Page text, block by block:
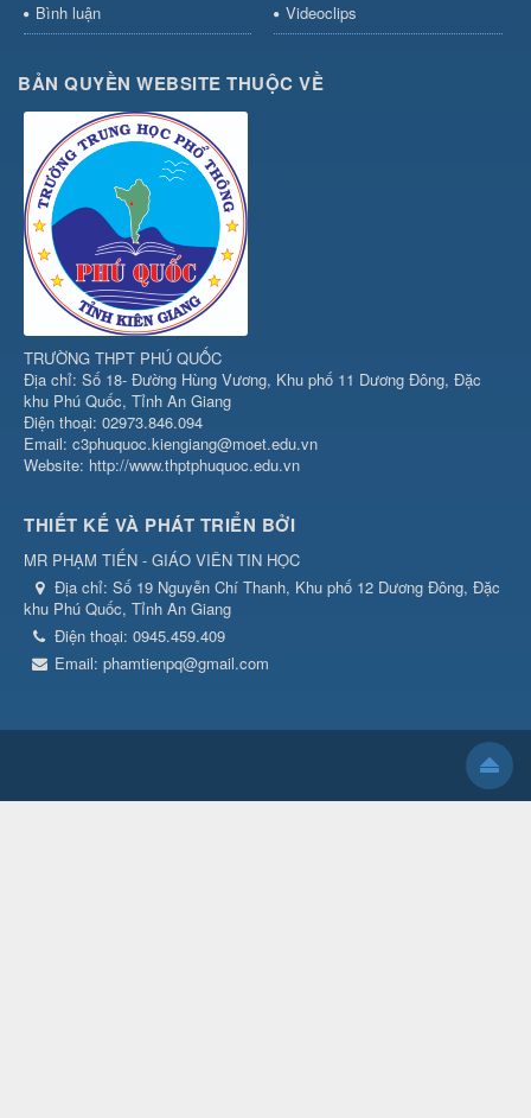
Bình luận
Videoclips
BẢN QUYỀN WEBSITE THUỘC VỀ
TRƯỜNG THPT PHÚ QUỐC
Địa chỉ: Số 18- Đường Hùng Vương, Khu phố 11 Dương Đông, Đặc
khu Phú Quốc, Tỉnh An Giang
Điện thoại: 02973.846.094
Email: c3phuquoc.kiengiang@moet.edu.vn
Website: http://www.thptphuquoc.edu.vn
THIẾT KẾ VÀ PHÁT TRIỂN BỞI
MR PHẠM TIẾN - GIÁO VIÊN TIN HỌC
Địa chỉ: Số 19 Nguyễn Chí Thanh, Khu phố 12 Dương Đông, Đặc
khu Phú Quốc, Tỉnh An Giang
Điện thoại: 0945.459.409
Email: phamtienpq@gmail.com